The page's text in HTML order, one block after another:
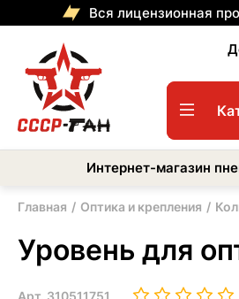
Вся лицензионная
Интернет-магазин
Главная Оптика и крепления
Уровень для
Арт. 310511751